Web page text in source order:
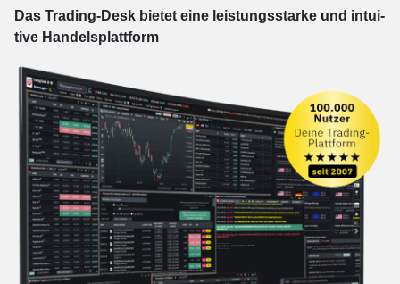
Das Trading-Desk bie­tet eine leis­tungs­star­ke und in­tui­
tive Han­dels­platt­form